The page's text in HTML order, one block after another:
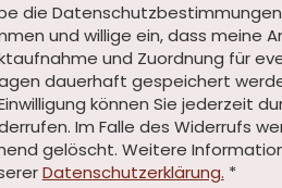
die
und willige ein, dass meine
und Zuordnung für
dauerhaft gespeichert
können Sie jederzeit
Im Falle des Widerrufs
gelöscht. Weitere
Datenschutzerklärung. *